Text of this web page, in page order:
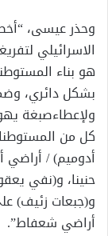
وحذرعيسى،
الاسرائيلي لتفريغ
هو بناء
بشكلدائري،
ولإعطاءصبغة
كلمن
أدوميم)/أراضي
حنينا، و(نفي
و(جبعات زئيف)
أراضي شعفاط”.